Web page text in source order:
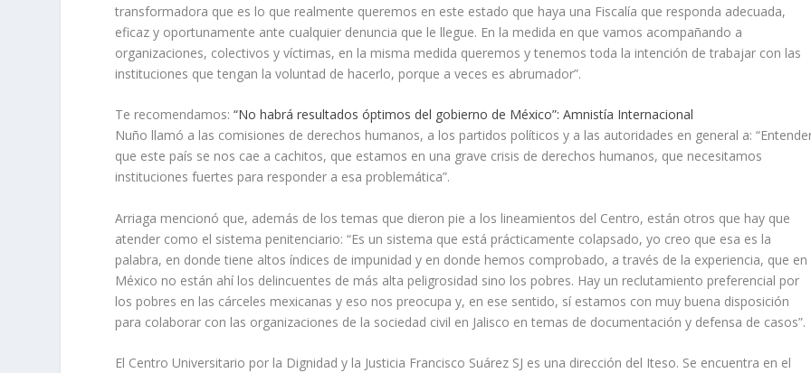
transformadora que es lo que realmente queremos en este estado que haya una Fiscalía que responda adecuada,
eficaz y oportunamente ante cualquier denuncia que le llegue. En la medida en que vamos acompañando a
organizaciones, colectivos y víctimas, en la misma medida queremos y tenemos toda la intención de trabajar con las
instituciones que tengan la voluntad de hacerlo, porque a veces es abrumador”.
Te recomendamos: “No habrá resultados óptimos del gobierno de México”: Amnistía Internacional
Nuño llamó a las comisiones de derechos humanos, a los partidos políticos y a las autoridades en general a:
que este país se nos cae a cachitos, que estamos en una grave crisis de derechos humanos, que necesitamos
instituciones fuertes para responder a esa problemática”.
Arriaga mencionó que, además de los temas que dieron pie a los lineamientos del Centro, están otros que hay que
atender como el sistema penitenciario: “Es un sistema que está prácticamente colapsado, yo creo que esa es la
palabra, en donde tiene altos índices de impunidad y en donde hemos comprobado, a través de la experiencia, que en
México no están ahí los delincuentes de más alta peligrosidad sino los pobres. Hay un reclutamiento preferencial por
los pobres en las cárceles mexicanas y eso nos preocupa y, en ese sentido, sí estamos con muy buena disposición
para colaborar con las organizaciones de la sociedad civil en Jalisco en temas de documentación y defensa de casos”.
El Centro Universitario por la Dignidad y la Justicia Francisco Suárez SJ es una dirección del Iteso. Se encuentra en el